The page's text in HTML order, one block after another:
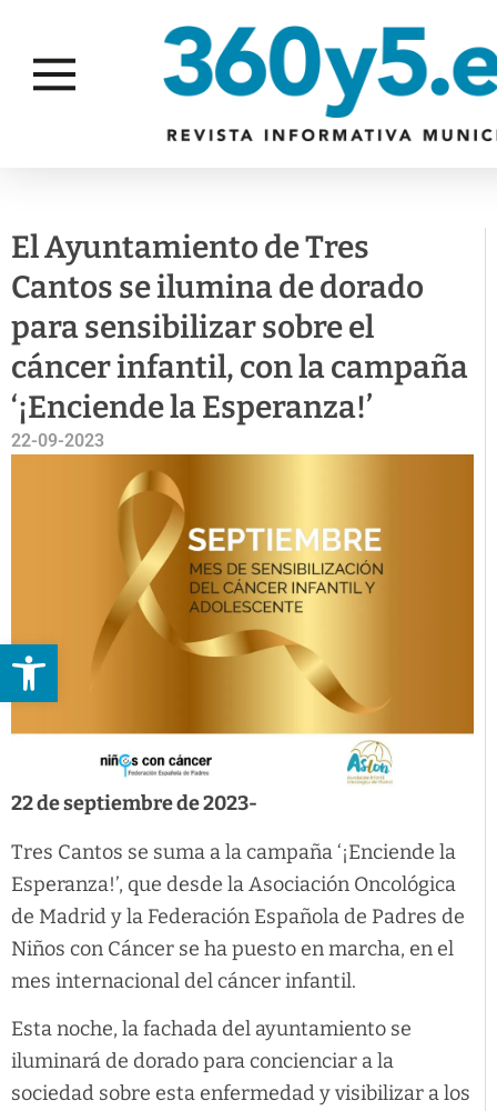
Abrir barra de herramientas
El Ayuntamiento de Tres
Cantos se ilumina de dorado
para sensibilizar sobre el
cáncer infantil, con la campaña
‘¡Enciende la Esperanza!’
22-09-2023
22 de septiembre de 2023-
Tres Cantos se suma a la campaña ‘¡Enciende la
Esperanza!’, que desde la Asociación Oncológica
de Madrid y la Federación Española de Padres de
Niños con Cáncer se ha puesto en marcha, en el
mes internacional del cáncer infantil.
Esta noche, la fachada del ayuntamiento se
iluminará de dorado para concienciar a la
sociedad sobre esta enfermedad y visibilizar a los